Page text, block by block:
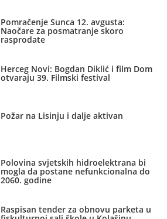
Pomračenje Sunca 12. avgusta:
Naočare za posmatranje skoro
rasprodate
Herceg Novi: Bogdan Diklić i film Dom
otvaraju 39. Filmski festival
Požar na Lisinju i dalje aktivan
Polovina svjetskih hidroelektrana bi
mogla da postane nefunkcionalna do
2060. godine
Raspisan tender za obnovu parketa u